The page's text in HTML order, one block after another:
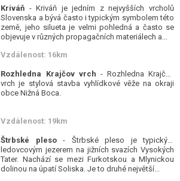
Kriváň - Kriváň je jedním z nejvyšších vrcholů
Slovenska a bývá často i typickým symbolem této
země, jeho silueta je velmi pohledná a často se
objevuje v různých propagačních materiálech a...
Vzdálenost: 16km
Rozhledna Krajčov vrch - Rozhledna Krajčov
vrch je stylová stavba vyhlídkové věže na okraji
obce Nižná Boca.
Vzdálenost: 19km
Štrbské pleso- Štrbské pleso je typickým
ledovcovým jezerem na jižních svazích Vysokých
Tater. Nachází se mezi Furkotskou a Mlynickou
dolinou na úpatí Soliska. Je to druhé největší...